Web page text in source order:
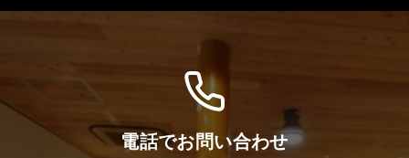
電話でお問い合わせ